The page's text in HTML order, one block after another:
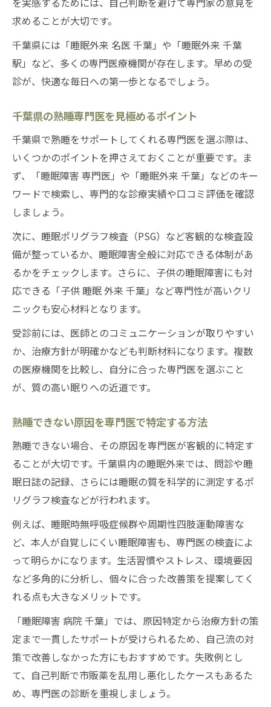
求めることが大切です。
千葉県には「睡眠外来 名医 千葉」や「睡眠外来 千葉
駅」など、多くの専門医療機関が存在します。早めの受
診が、快適な毎日への第一歩となるでしょう。
千葉県の熟睡専門医を見極めるポイント
千葉県で熟睡をサポートしてくれる専門医を選ぶ際は、
いくつかのポイントを押さえておくことが重要です。ま
ず、「睡眠障害 専門医」や「睡眠外来 千葉」などのキー
ワードで検索し、専門的な診療実績や口コミ評価を確認
しましょう。
次に、睡眠ポリグラフ検査（PSG）など客観的な検査設
備が整っているか、睡眠障害全般に対応できる体制があ
るかをチェックします。さらに、子供の睡眠障害にも対
応できる「子供 睡眠 外来 千葉」など専門性が高いクリ
ニックも安心材料となります。
受診前には、医師とのコミュニケーションが取りやすい
か、治療方針が明確かなども判断材料になります。複数
の医療機関を比較し、自分に合った専門医を選ぶこと
が、質の高い眠りへの近道です。
熟睡できない原因を専門医で特定する方法
熟睡できない場合、その原因を専門医が客観的に特定す
ることが大切です。千葉県内の睡眠外来では、問診や睡
眠日誌の記録、さらには睡眠の質を科学的に測定するポ
リグラフ検査などが行われます。
例えば、睡眠時無呼吸症候群や周期性四肢運動障害な
ど、本人が自覚しにくい睡眠障害も、専門医の検査によ
って明らかになります。生活習慣やストレス、環境要因
など多角的に分析し、個々に合った改善策を提案してく
れる点も大きなメリットです。
「睡眠障害 病院 千葉」では、原因特定から治療方針の策
定まで一貫したサポートが受けられるため、自己流の対
策で改善しなかった方にもおすすめです。失敗例とし
て、自己判断で市販薬を乱用し悪化したケースもあるた
め、専門医の診断を重視しましょう。